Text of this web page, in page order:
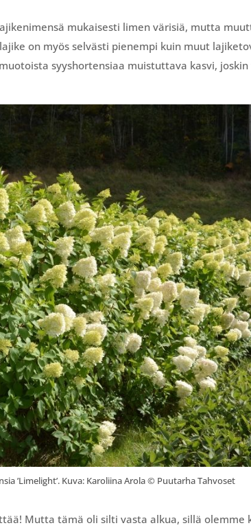
mukaisesti limen värisiä, mutta
on myös selvästi pienempi kuin muut
syyshortensiaa muistuttava kasvi,
’Limelight’. Kuva: Karoliina Arola © Puutarha Tahvoset
Mutta tämä oli silti vasta alkua, sillä olemme